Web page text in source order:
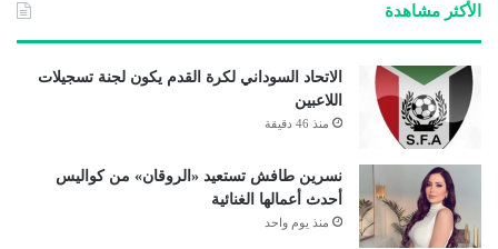
الأكثر مشاهدة
الاتحاد السوداني لكرة القدم يكون لجنة تسجيلات
اللاعبين
منذ 46 دقيقة
نسرين طافش تستعيد «الروقان» من كواليس
أحدث أعمالها الغنائية
منذ يوم واحد